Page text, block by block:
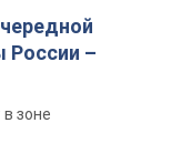
России –
зоне